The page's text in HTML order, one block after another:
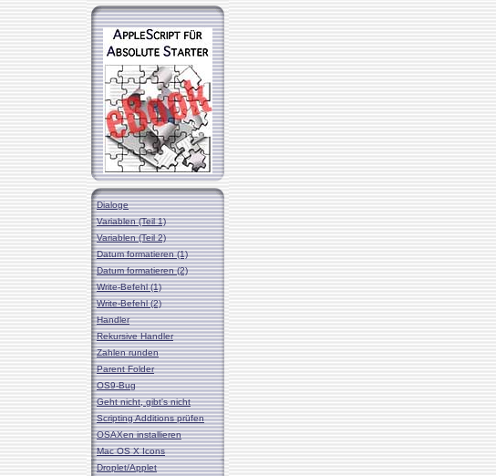
Dialoge
Variablen (Teil 1)
Variablen (Teil 2)
Datum formatieren (1)
Datum formatieren (2)
Write-Befehl (1)
Write-Befehl (2)
Handler
Rekursive Handler
Zahlen runden
Parent Folder
OS9-Bug
Geht nicht, gibt's nicht
Scripting Additions prüfen
OSAXen installieren
Mac OS X Icons
Droplet/Applet